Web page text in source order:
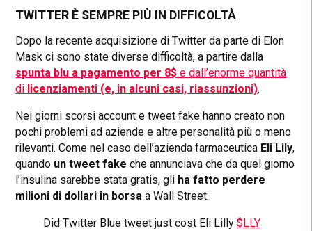
TWITTER È SEMPRE PIÙ IN DIFFICOLTÀ
Dopo la recente acquisizione di Twitter da parte di Elon
Mask ci sono state diverse difficoltà, a partire dalla
spunta blu a pagamento per 8$ e dall’enorme quantità
di licenziamenti (e, in alcuni casi, riassunzioni).
Nei giorni scorsi account e tweet fake hanno creato non
pochi problemi ad aziende e altre personalità più o meno
rilevanti. Come nel caso dell’azienda farmaceutica Eli Lily,
quando un tweet fakeche annunciava che da quel giorno
l’insulina sarebbe stata gratis, gli ha fatto perdere
milioni di dollari in borsaa Wall Street.
Did Twitter Blue tweet just cost Eli Lilly$LLY